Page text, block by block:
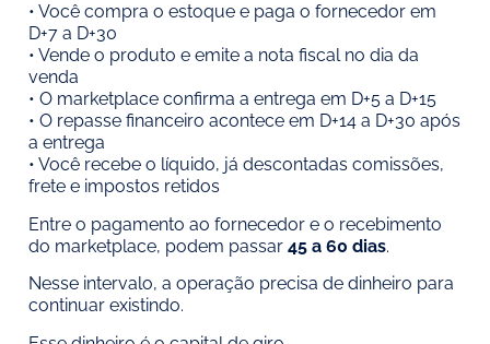
• Você compra o estoque e paga o fornecedor em
D+7 a D+30
• Vende o produto e emite a nota fiscal no dia da
venda
• O marketplace confirma a entrega em D+5 a D+15
• O repasse financeiro acontece em D+14 a D+30 após
a entrega
• Você recebe o líquido, já descontadas comissões,
frete e impostos retidos
Entre o pagamento ao fornecedor e o recebimento
do marketplace, podem passar 45 a 60 dias.
Nesse intervalo, a operação precisa de dinheiro para
continuar existindo.